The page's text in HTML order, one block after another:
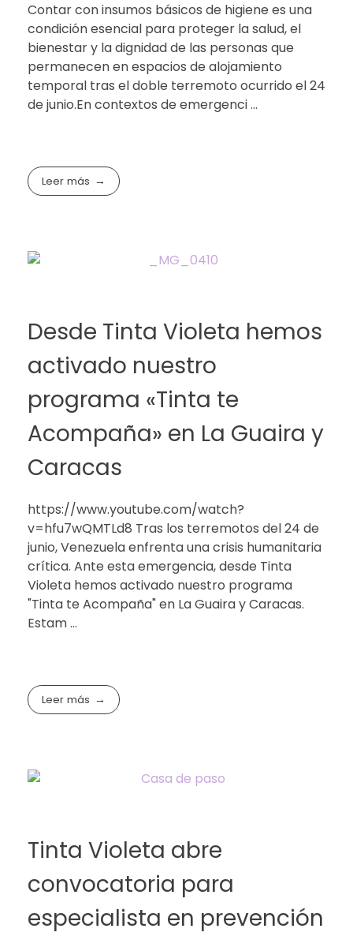
Contar con insumos básicos de higiene es una
condición esencial para proteger la salud, el
bienestar y la dignidad de las personas que
permanecen en espacios de alojamiento
temporal tras el doble terremoto ocurrido el 24
de junio.En contextos de emergenci ...
Leer más
Desde Tinta Violeta hemos
activado nuestro
programa «Tinta te
Acompaña» en La Guaira y
Caracas
https://www.youtube.com/watch?
v=hfu7wQMTLd8 Tras los terremotos del 24 de
junio, Venezuela enfrenta una crisis humanitaria
crítica. Ante esta emergencia, desde Tinta
Violeta hemos activado nuestro programa
"Tinta te Acompaña" en La Guaira y Caracas.
Estam ...
Leer más
Tinta Violeta abre
convocatoria para
especialista en prevención